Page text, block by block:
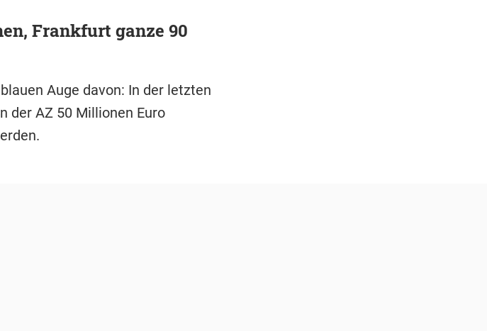
Frankfurt ganze 90
Auge davon: In der letzten
der AZ 50 Millionen Euro